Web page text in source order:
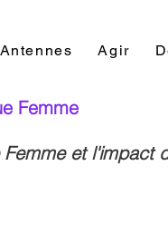
Agir
Femme
et l'impact